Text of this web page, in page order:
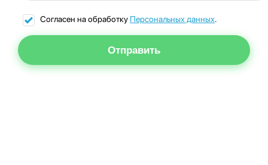
Согласен на обработку Персональных данных.
Отправить